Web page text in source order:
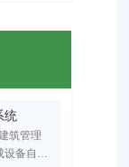
统
筑管理
设备自动